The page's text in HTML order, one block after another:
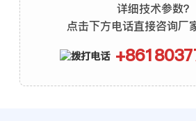
详细技术参数？
点击下方电话直接咨询厂